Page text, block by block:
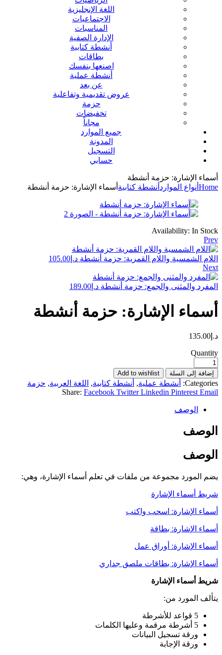
اللغة الإنجليزية
الاجتماعيات
المناسبات
الإدارة الصفية
أنشطة كتابية
بطاقات
اصنعها بنفسك
أنشطة عملية
عن بعد
عروض تقديمية وتفاعلية
حزمة
تخفيضات
مجاناً
جميع الموارد
المدونة
التسجيل
حسابي
أسماء الإشارة: حزمة أنشطة
Home أنواع الموارد أنشطة كتابية أسماء الإشارة: حزمة أنشطة
Availability: In Stock
Prev
اللام الشمسية واللام القمرية: حزمة أنشطة د.إ 105.00
Next
المفرد والمثنى والجمع: حزمة أنشطة د.إ 189.00
أسماء الإشارة: حزمة أنشطة
د.إ 135.00
Quantity
إضافة إلى السلة Add to wishlist
Categories: أنشطة عملية, أنشطة كتابية, اللغة العربية, حزمة
Share: Facebook Twitter Linkedin Pinterest Email
الوصف
الوصف
الوصف
يضم المورد مجموعة من ملفات في تعلم أسماء الإشارة، وهي:
شريط أسماء الإشارة
أسماء الإشارة: اسحب واكتب
أسماء الإشارة: بطاقة
أسماء الإشارة: أوراق عمل
أسماء الإشارة: بطاقات ملصق جداري
شريط أسماء الإشارة
يتألف المورد من:
5 قواعد للأشرطة
5 أشرطة مرقمة وعليها الكلمات
ورقة تسجيل البيانات
ورقة الإجابة